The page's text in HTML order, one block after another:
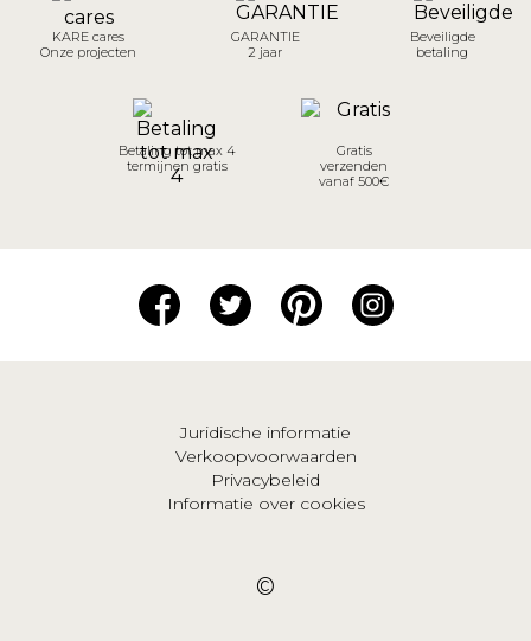
KARE cares
Onze projecten
GARANTIE
2 jaar
Beveiligde
betaling
Betaling tot max 4
termijnen gratis
Gratis
verzenden
vanaf 500€
Juridische informatie
Verkoopvoorwaarden
Privacybeleid
Informatie over cookies
©